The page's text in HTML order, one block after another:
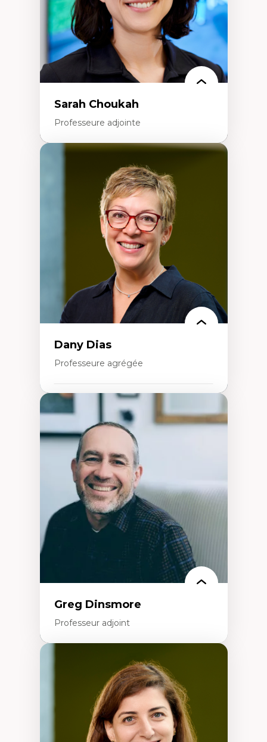
Sarah Choukah
Professeure adjointe
Démocratisation des nouvelles
technologies et biotechnologies
Données ouvertes
Bioart, programmation et électronique
Histoire sociale et culturelle des
technologies numériques
Résistances et droits numériques
Internet des objets
Problématiques relatives à l’intelligence
artificielle, l’apprentissage machine et les
hautes technologies
Féminismes et nouvelles technologies
Dany Dias
Professeure agrégée
Pédagogies critiques et justice sociale
Éthique relationnelle et sollicitude en
éducation
Décolonisation et autochtonisation de la
formation à l’enseignement
Littératie et didactique du français
Éducation inclusive
Formation à l’enseignement en contexte
francophone minoritaire
Identité linguistique et culturelle
Recherche-action et approches
participatives
Leadership éducatif et pratiques réflexives
Éducation durable et bien-être en
Greg Dinsmore
Professeur adjoint
Fragmentation des auditoires médiatiques
Analyse multi-plateforme des auditoires
médiatiques
Analyse des comportements numériques à
travers les données massives et l’IA
Recherche quantitative et qualitative sur
les auditoires médiatiques